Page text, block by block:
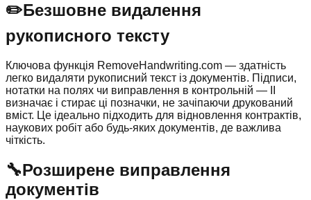
✏️Безшовне видалення
рукописного тексту
Ключова функція RemoveHandwriting.com — здатність
легко видаляти рукописний текст із документів. Підписи,
нотатки на полях чи виправлення в контрольній — ІІ
визначає і стирає ці позначки, не зачіпаючи друкований
вміст. Це ідеально підходить для відновлення контрактів,
наукових робіт або будь-яких документів, де важлива
чіткість.
🔧Розширене виправлення
документів